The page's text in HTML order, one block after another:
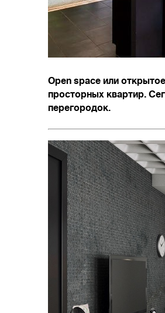
Open space или
просторных квартир.
перегородок.